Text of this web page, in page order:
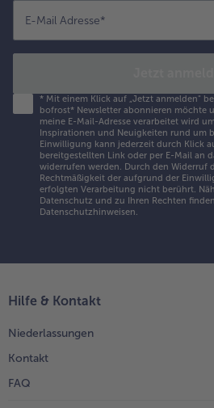
E-Mail Adresse*
* Mit einem Klick auf „Jetzt anmelden"
bofrost* Newsletter abonnieren möchte
meine E-Mail-Adresse verarbeitet wird
Inspirationen und Neuigkeiten rund um
Einwilligung kann jederzeit durch Klick
bereitgestellten Link oder per E-Mail an
widerrufen werden. Durch den Widerruf
Rechtmäßigkeit der aufgrund der
erfolgten Verarbeitung nicht berührt.
Datenschutz und zu Ihren Rechten
Datenschutzhinweisen.
Hilfe & Kontakt
Niederlassungen
Kontakt
FAQ